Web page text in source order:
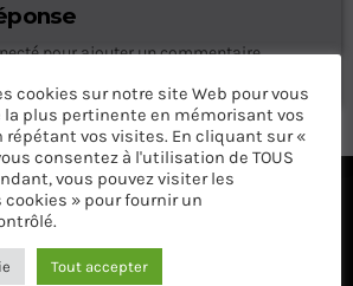
pour ajouter un commentaire.
VOTRE APP ET SUR LE
cookies sur notre site Web pour vous
la plus pertinente en mémorisant vos
répétant vos visites. En cliquant sur «
consentez à l'utilisation de TOUS
vous pouvez visiter les
cookies » pour fournir un
Tout accepter